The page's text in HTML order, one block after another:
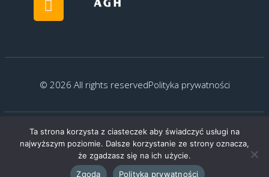
© 2026 All rights reservedPolityka prywatności
Created by: G.Kocyłowski
Ta strona korzysta z ciasteczek aby świadczyć usługi na
najwyższym poziomie. Dalsze korzystanie ze strony oznacza,
że zgadzasz się na ich użycie.
Zgoda
Polityka prywatności